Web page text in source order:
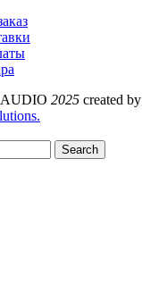
AUDIO 2025 created by
Search